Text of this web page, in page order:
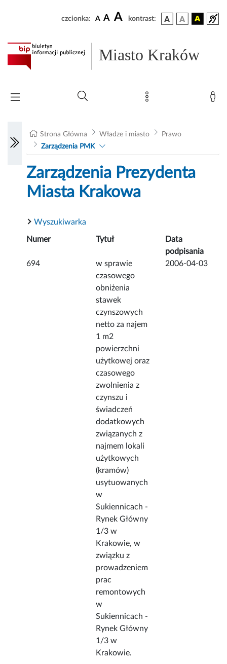
czcionka: A A A kontrast:
Miasto Kraków
Strona Główna Władze i miasto
Prawo
Zarządzenia PMK
Zarządzenia Prezydenta
Miasta Krakowa
Wyszukiwarka
Numer Tytuł
Data
podpisania
694
w sprawie
czasowego
obniżenia
stawek
czynszowych
netto za najem
1 m2
powierzchni
użytkowej oraz
czasowego
zwolnienia z
czynszu i
świadczeń
dodatkowych
związanych z
najmem lokali
użytkowych
(kramów)
usytuowanych
w
Sukiennicach -
Rynek Główny
1/3 w
Krakowie, w
związku z
prowadzeniem
prac
remontowych
w
Sukiennicach -
Rynek Główny
1/3 w
Krakowie.
2006-04-03